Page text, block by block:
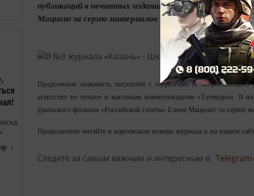
1
публикаций в печатных изданиях» третье место
Мационг за серию материалов о современном быте и
Продолжаем знакомить читателей с лауреатами X
агентство по печати и массовым коммуникациям «Татмедиа». В
уральского филиала «Российской газеты» Елене Мационг за серию
Продолжение читайте в мартовском номере журнала и на нашем
Следите за самым важным и интересным в